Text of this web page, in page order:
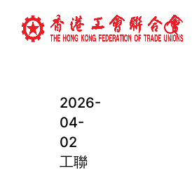
2026-
04-
02
工聯